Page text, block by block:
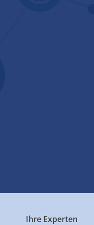
Ihre Experten